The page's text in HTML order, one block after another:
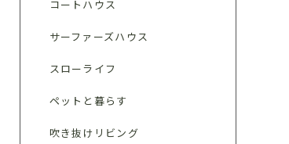
コートハウス
サーファーズハウス
スローライフ
ペットと暮らす
吹き抜けリビング